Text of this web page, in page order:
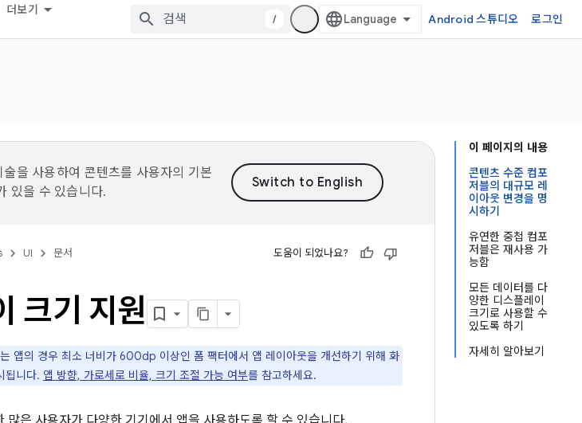
더보기
/ Android 스튜디오 로그인
이 페이지의 내용
콘텐츠 수준 컴포
저블의 대규모 레
이아웃 변경을 명
시하기
유연한 중첩 컴포
저블은 재사용 가
능함
모든 데이터를 다
양한 디스플레이
크기로 사용할 수
있도록 하기
자세히 알아보기
을 사용하여 콘텐츠를 사용자의 기본
있을 수 있습니다.
UI 문서 도움이 되었나요?
크기 지원
앱의 경우 최소 너비가 600dp 이상인 폼 팩터에서 앱 레이아웃을 개선하기 위해 화
됩니다. 앱 방향, 가로세로 비율, 크기 조절 가능 여부를 참고하세요.